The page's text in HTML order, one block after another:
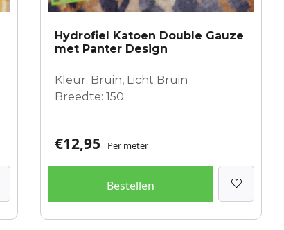
Hydrofiel Katoen Double Gauze
met Panter Design
Kleur: Bruin, Licht Bruin
Breedte: 150
€12,95 Per meter
Bestellen